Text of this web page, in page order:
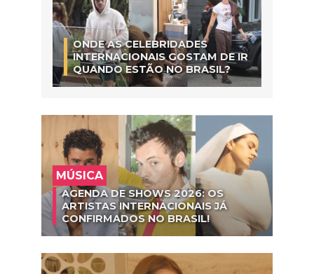
ONDE AS CELEBRIDADES
INTERNACIONAIS GOSTAM DE IR
QUANDO ESTÃO NO BRASIL?
MÚSICA
AGENDA DE SHOWS 2026: OS
ARTISTAS INTERNACIONAIS JÁ
CONFIRMADOS NO BRASIL!